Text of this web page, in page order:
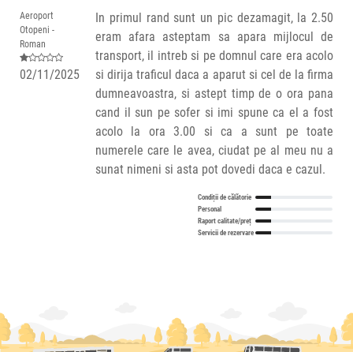
Aeroport
Otopeni -
Roman
02/11/2025
In primul rand sunt un pic dezamagit, la 2.50
eram afara asteptam sa apara mijlocul de
transport, il intreb si pe domnul care era acolo
si dirija traficul daca a aparut si cel de la firma
dumneavoastra, si astept timp de o ora pana
cand il sun pe sofer si imi spune ca el a fost
acolo la ora 3.00 si ca a sunt pe toate
numerele care le avea, ciudat pe al meu nu a
sunat nimeni si asta pot dovedi daca e cazul.
Condiții de călătorie
Personal
Raport calitate/preț
Servicii de rezervare